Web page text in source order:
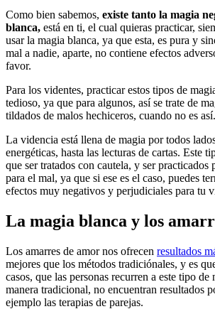
Como bien sabemos, existe tanto la magia
blanca, está en ti, el cual quieras practicar,
usar la magia blanca, ya que esta, es pura y
mal a nadie, aparte, no contiene efectos
favor.
Para los videntes, practicar estos tipos de
tedioso, ya que para algunos, así se trate de
tildados de malos hechiceros, cuando no es así.
La videncia está llena de magia por todos
energéticas, hasta las lecturas de cartas. Este
que ser tratados con cautela, y ser practicados
para el mal, ya que si ese es el caso, puedes
efectos muy negativos y perjudiciales para tu
La magia blanca y los
Los amarres de amor nos ofrecen resultados
mejores que los métodos tradiciónales, y es
casos, que las personas recurren a este tipo
manera tradicional, no encuentran resultados
ejemplo las terapias de parejas.